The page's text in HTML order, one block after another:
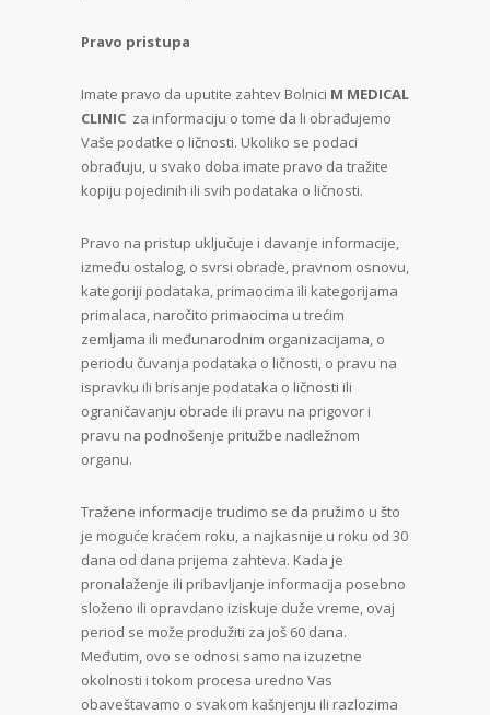
Pravo pristupa
Imate pravo da uputite zahtev Bolnici M MEDICAL
CLINIC za informaciju o tome da li obrađujemo
Vaše podatke o ličnosti. Ukoliko se podaci
obrađuju, u svako doba imate pravo da tražite
kopiju pojedinih ili svih podataka o ličnosti.
Pravo na pristup uključuje i davanje informacije,
između ostalog, o svrsi obrade, pravnom osnovu,
kategoriji podataka, primaocima ili kategorijama
primalaca, naročito primaocima u trećim
zemljama ili međunarodnim organizacijama, o
periodu čuvanja podataka o ličnosti, o pravu na
ispravku ili brisanje podataka o ličnosti ili
ograničavanju obrade ili pravu na prigovor i
pravu na podnošenje pritužbe nadležnom
organu.
Tražene informacije trudimo se da pružimo u što
je moguće kraćem roku, a najkasnije u roku od 30
dana od dana prijema zahteva. Kada je
pronalaženje ili pribavljanje informacija posebno
složeno ili opravdano iziskuje duže vreme, ovaj
period se može produžiti za još 60 dana.
Međutim, ovo se odnosi samo na izuzetne
okolnosti i tokom procesa uredno Vas
obaveštavamo o svakom kašnjenju ili razlozima